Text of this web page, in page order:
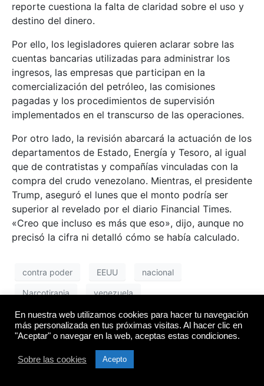
reporte cuestiona la falta de claridad sobre el uso y
destino del dinero.
Por ello, los legisladores quieren aclarar sobre las
cuentas bancarias utilizadas para administrar los
ingresos, las empresas que participan en la
comercialización del petróleo, las comisiones
pagadas y los procedimientos de supervisión
implementados en el transcurso de las operaciones.
Por otro lado, la revisión abarcará la actuación de los
departamentos de Estado, Energía y Tesoro, al igual
que de contratistas y compañías vinculadas con la
compra del crudo venezolano. Mientras, el presidente
Trump, aseguró el lunes que el monto podría ser
superior al revelado por el diario Financial Times.
«Creo que incluso es más que eso», dijo, aunque no
precisó la cifra ni detalló cómo se había calculado.
contra poder EEUU nacional
Narcotirania venezuela
Cerraron temporalmente
al Cuartel de la Montaña
En nuestra web utilizamos cookies para hacer tu navegación
más personalizada en tus próximas visitas. Al hacer clic en
"Aceptar" o navegar en la web, aceptas estas condiciones.
Sobre las cookies Acepto